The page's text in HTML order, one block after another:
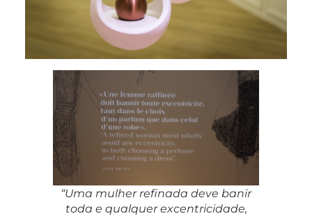
“Uma mulher refinada deve banir
toda e qualquer excentricidade,